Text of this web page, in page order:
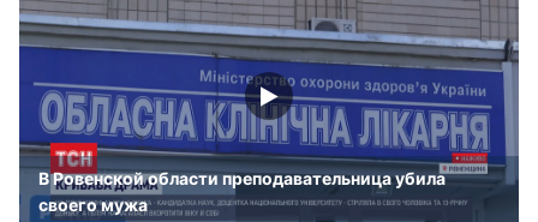
В Ровенской области преподавательница убила
своего мужа